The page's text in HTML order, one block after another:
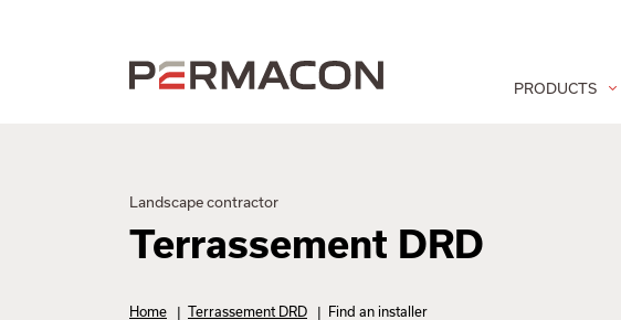
PRODUCTS
Landscape contractor
Terrassement DRD
Home | Terrassement DRD | Find an installer